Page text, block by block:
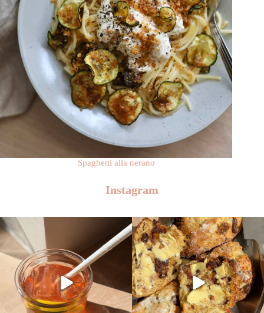
Spaghetti alla nerano
Instagram